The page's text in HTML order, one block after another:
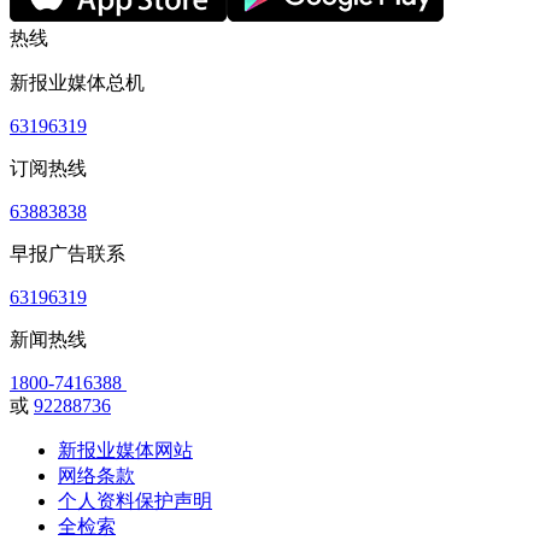
热线
新报业媒体总机
63196319
订阅热线
63883838
早报广告联系
63196319
新闻热线
1800-7416388
或 92288736
新报业媒体网站
网络条款
个人资料保护声明
全检索